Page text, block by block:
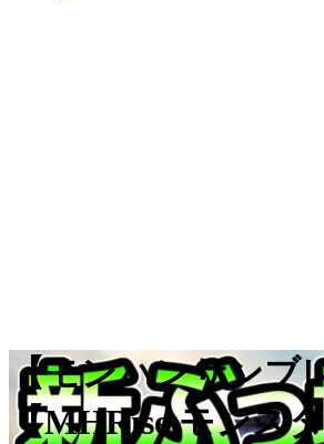
【モンハンサンブ
【MHRise モンス